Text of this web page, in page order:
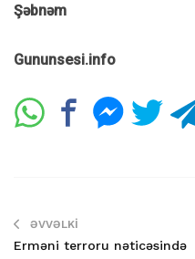
Şəbnəm
Gununsesi.info
ƏVVƏLKI
Erməni terroru nəticəsində